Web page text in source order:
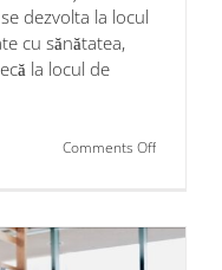
dezvolta la locul
cu sănătatea,
la locul de
Comments Offon
influența